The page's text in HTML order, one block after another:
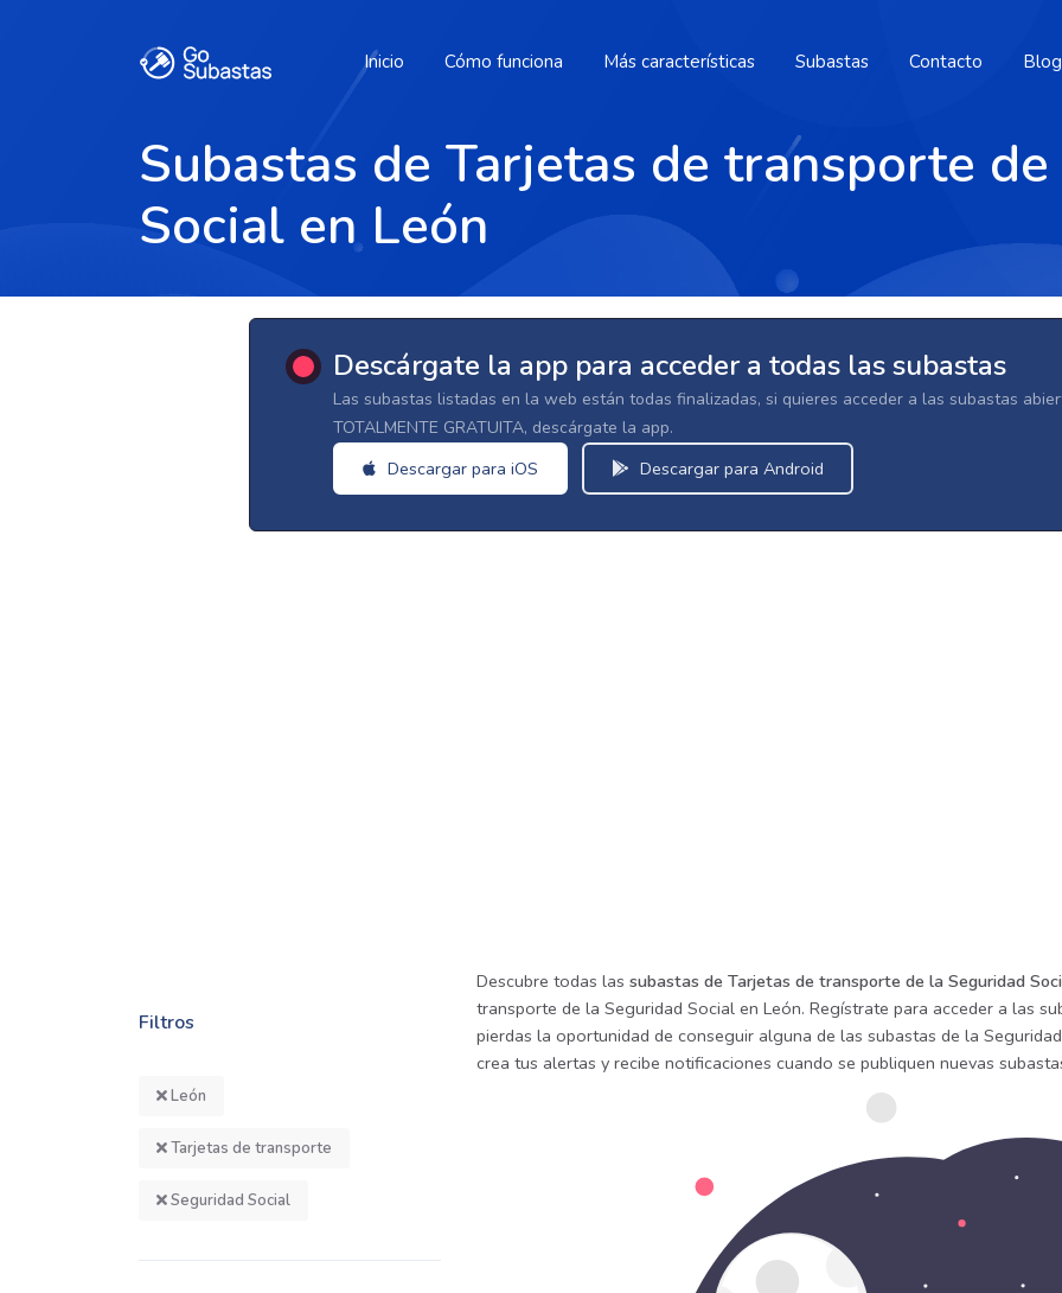
Inicio Cómo funciona Más características Subastas Contacto Blog
Subastas de Tarjetas de transporte
Social en León
Descárgate la app para acceder a todas las subastas
Las subastas listadas en la web están todas finalizadas, si quieres acceder a las subastas
TOTALMENTE GRATUITA, descárgate la app.
Descargar para iOS Descargar para Android
Filtros
León
Tarjetas de transporte
Seguridad Social
Descubre todas las subastas de Tarjetas de transporte de la Seguridad
transporte de la Seguridad Social en León. Regístrate para acceder a las
pierdas la oportunidad de conseguir alguna de las subastas de la
crea tus alertas y recibe notificaciones cuando se publiquen nuevas